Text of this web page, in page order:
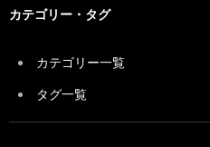
カテゴリー・タグ
カテゴリー一覧
タグ一覧